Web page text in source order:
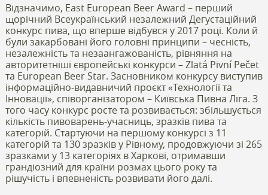
Відзначимо, East European Beer Award – перший
щорічний Всеукраїнський незалежний Дегустаційний
конкурс пива, що вперше відбувся у 2017 році. Коли й
були закарбовані його головні принципи – чесність,
незалежність та незаангажованість, рівняння на
авторитетніші європейські конкурси – Zlatá Pivní Pečet
та European Beer Star. Засновником конкурсу виступив
інформаційно-видавничий проєкт «Технології та
Інновації», співорганізатором – Київська Пивна Ліга. З
того часу конкурс росте та розвивається: збільшується
кількість пивоварень-учасниць, зразків пива та
категорій. Стартуючи на першому конкурсі з 11
категорій та 130 зразків у Рівному, продовжуючи зі 265
зразками у 13 категоріях в Харкові, отримавши
грандіозний для країни розмах цього року та
рішучість і впевненість розвивати його далі.